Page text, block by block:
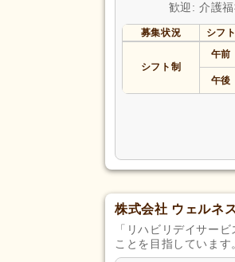
歓迎: 介護
募集状況 シフト
シフト制
午前
午後
株式会社 ウェルネ
「リハビリデイサー
ことを目指しています